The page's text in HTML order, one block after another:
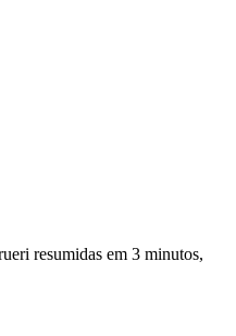
resumidas em 3 minutos,